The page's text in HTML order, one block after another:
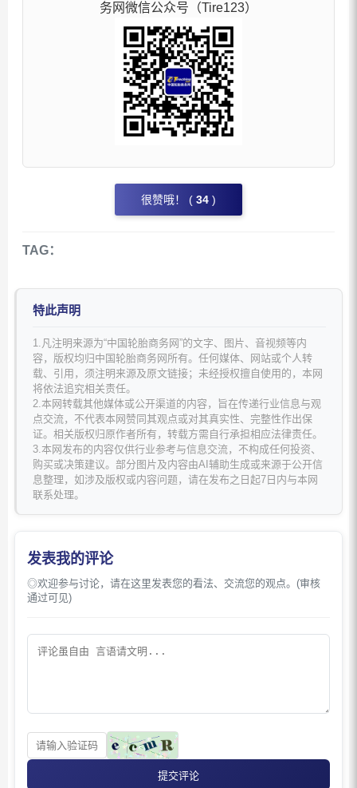
务网微信公众号（Tire123）
很赞哦！ ( 34 )
TAG：
特此声明
1.凡注明来源为“中国轮胎商务网”的文字、图片、音视频等内
容，版权均归中国轮胎商务网所有。任何媒体、网站或个人转
载、引用，须注明来源及原文链接；未经授权擅自使用的，本网
将依法追究相关责任。
2.本网转载其他媒体或公开渠道的内容，旨在传递行业信息与观
点交流，不代表本网赞同其观点或对其真实性、完整性作出保
证。相关版权归原作者所有，转载方需自行承担相应法律责任。
3.本网发布的内容仅供行业参考与信息交流，不构成任何投资、
购买或决策建议。部分图片及内容由AI辅助生成或来源于公开信
息整理，如涉及版权或内容问题，请在发布之日起7日内与本网
联系处理。
发表我的评论
◎欢迎参与讨论，请在这里发表您的看法、交流您的观点。(审核
通过可见)
提交评论